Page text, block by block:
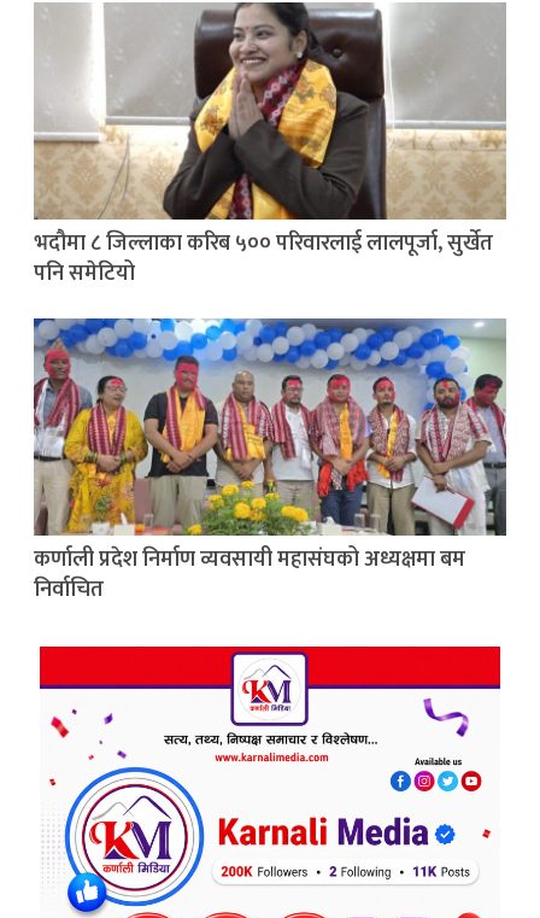
भदौमा ८ जिल्लाका करिब ५०० परिवारलाई लालपूर्जा, सुर्खेत
पनि समेटियो
कर्णाली प्रदेश निर्माण व्यवसायी महासंघको अध्यक्षमा बम
निर्वाचित